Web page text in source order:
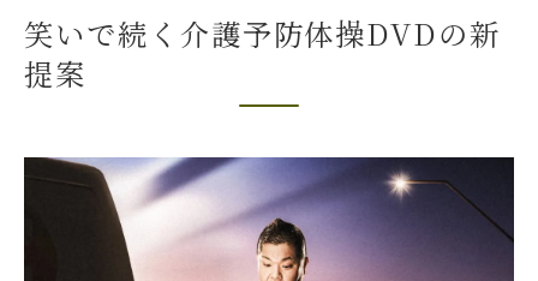
笑いを取り入れた体操で効果的に転倒予防
柔道整復師による安心サポートの秘密
全国発送対応のDVD通販サービス比較表
大阪府発！自宅で始める笑える体操DVDの
特徴
笑いで続く介護予防体操DVDの新
提案